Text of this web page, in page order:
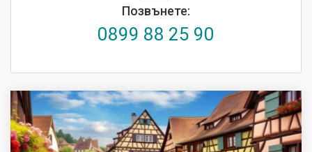
Позвънете:
0899 88 25 90